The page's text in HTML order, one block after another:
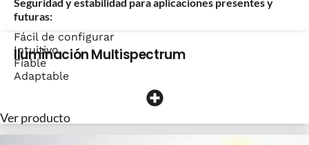
futuras:
Fácil de configurar
Intuitivo
Fiable
Adaptable
Iluminación Multispectrum
Ver producto